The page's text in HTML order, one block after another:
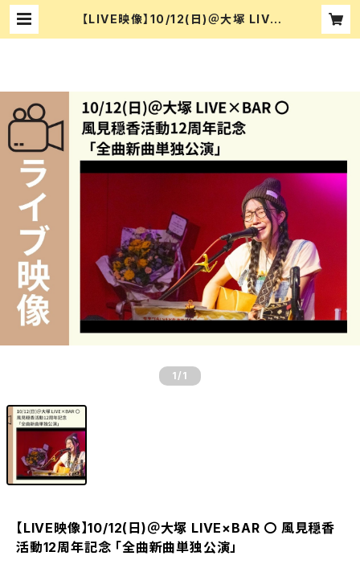
【LIVE映像】10/12(日)＠大塚 LIVE
1 /1
【LIVE映像】10/12(日)＠大塚 LIVE×BAR 〇 風見穏香
活動12周年記念 「全曲新曲単独公演」